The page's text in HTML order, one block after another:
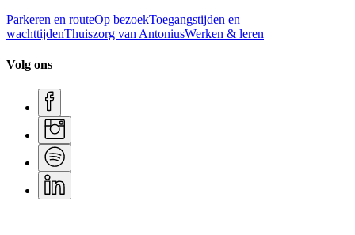
Parkeren en routeOp bezoekToegangstijden en
wachttijdenThuiszorg van AntoniusWerken & leren
Volg ons